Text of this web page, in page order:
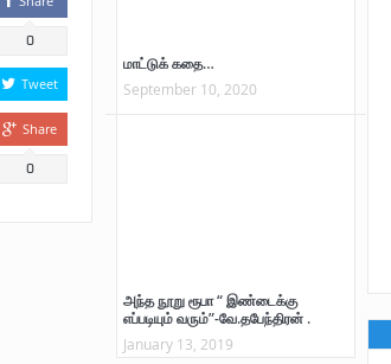
0
Tweet
Share
0
மாட்டுக் கதை…
September 10, 2020
அந்த நூறு ரூபா “ இண்டைக்கு
எப்படியும் வரும்”-வே.தபேந்திரன் .
January 13, 2019